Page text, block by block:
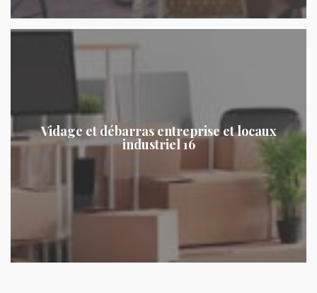
Vidage et débarras entreprise et locaux
industriel 16